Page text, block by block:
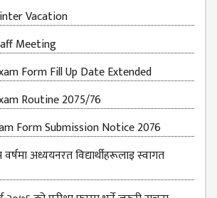
Vacation
Meeting
Form Fill Up Date Extended
Routine 2075/76
Form Submission Notice 2076
अध्ययनरत विद्यार्थीहरूलाइ स्वागत